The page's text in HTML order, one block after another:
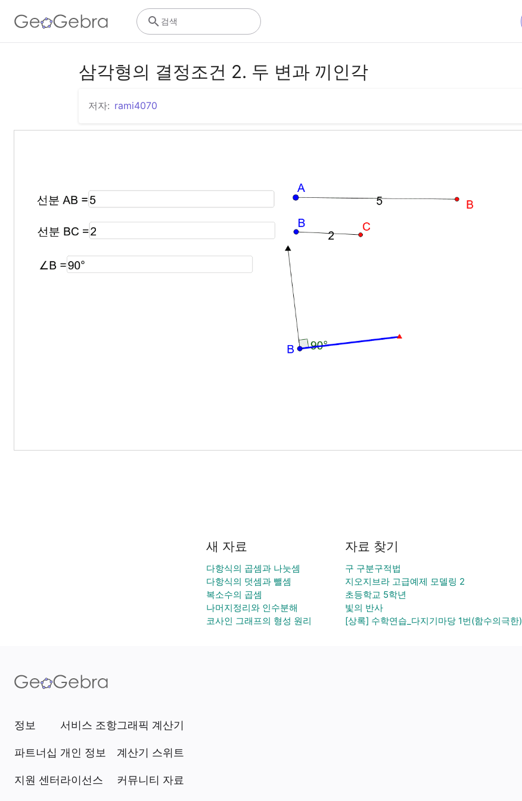
검색
삼각형의 결정조건 2. 두 변과 끼인각
저자: rami4070
새 자료
다항식의 곱셈과 나눗셈
다항식의 덧셈과 뺄셈
복소수의 곱셈
나머지정리와 인수분해
코사인 그래프의 형성 원리
자료 찾기
구 구분구적법
지오지브라 고급예제 모델링 2
초등학교 5학년
빛의 반사
[상록] 수학연습_다지기마당 1번(함수의극한)
정보
파트너십
지원 센터
서비스 조항
개인 정보
라이선스
그래픽 계산기
계산기 스위트
커뮤니티 자료